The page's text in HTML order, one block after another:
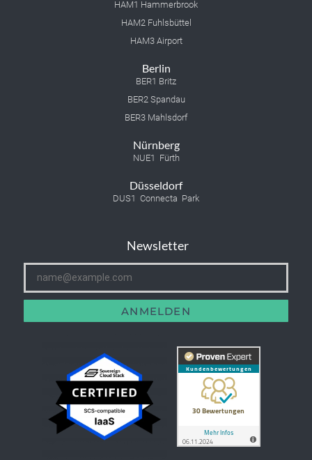
HAM1 Hammerbrook
HAM2 Fuhlsbüttel
HAM3 Airport
Berlin
BER1 Britz
BER2 Spandau
BER3 Mahlsdorf
Nürnberg
NUE1 Fürth
Düsseldorf
DUS1 Connecta Park
Newsletter
ANMELDEN